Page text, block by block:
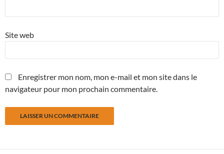
Site web
Enregistrer mon nom, mon e-mail et mon site dans le
navigateur pour mon prochain commentaire.